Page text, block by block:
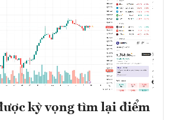
kỳ vọng tìm lại điểm